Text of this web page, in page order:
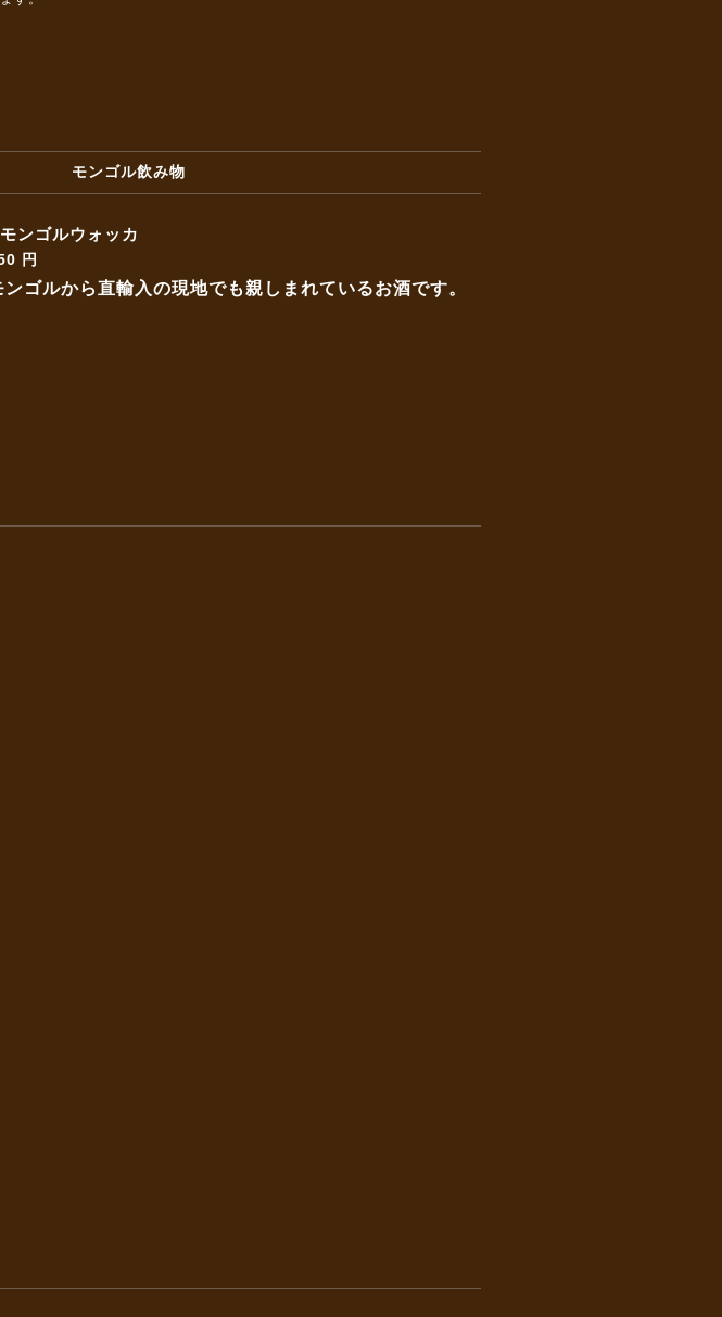
モンゴル飲み物
モンゴルウォッカ
円
ンゴルから直輸入の現地でも親しまれているお酒です。